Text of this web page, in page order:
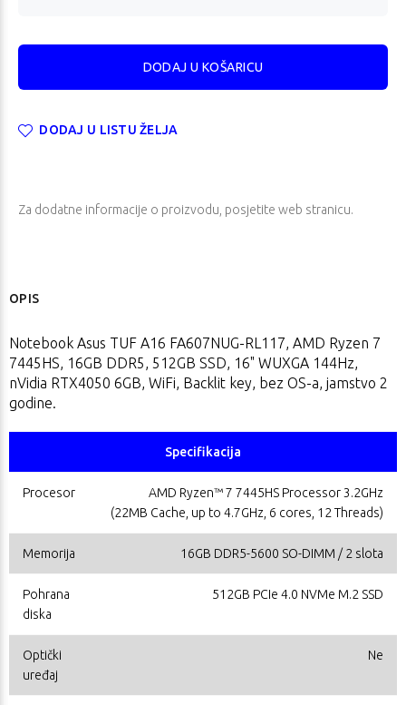
DODAJ U LISTU ŽELJA
Za dodatne informacije o proizvodu, posjetite web stranicu.
OPIS
Notebook Asus TUF A16 FA607NUG-RL117, AMD Ryzen 7
7445HS, 16GB DDR5, 512GB SSD, 16" WUXGA 144Hz,
nVidia RTX4050 6GB, WiFi, Backlit key, bez OS-a, jamstvo 2
godine.
Specifikacija
Procesor
AMD Ryzen™ 7 7445HS Processor 3.2GHz
(22MB Cache, up to 4.7GHz, 6 cores, 12 Threads)
Memorija 16GB DDR5-5600 SO-DIMM / 2 slota
Pohrana
diska
512GB PCIe 4.0 NVMe M.2 SSD
Optički
uređaj
Ne